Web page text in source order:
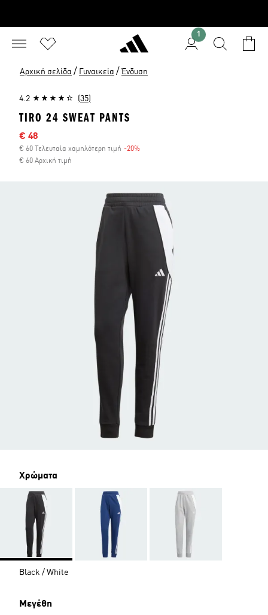
1
Αρχική σελίδα / Γυναικεία / Ένδυση
4.2 (35)
TIRO 24 SWEAT PANTS
Τιμή έκπτωσης
€ 48
€ 60 Τελευταία χαμηλότερη τιμή -20%
€ 60 Αρχική τιμή
Χρώματα
Black / White
Μεγέθη